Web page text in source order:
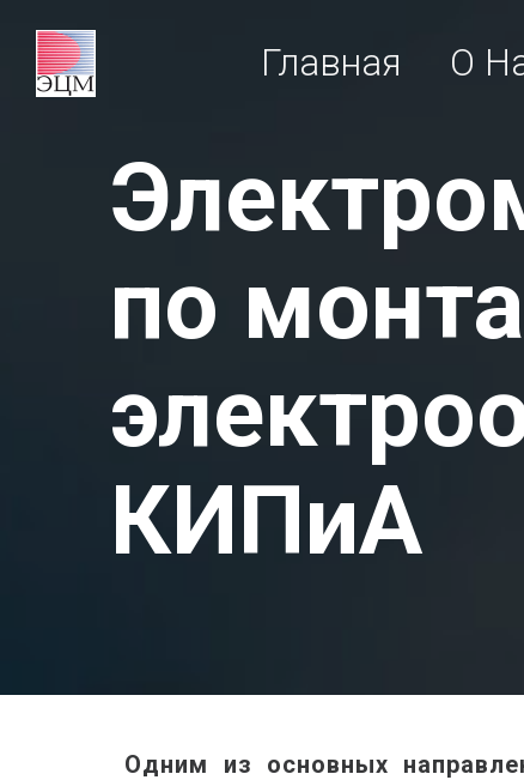
Главная О
по
КИПиА
Одним из основных